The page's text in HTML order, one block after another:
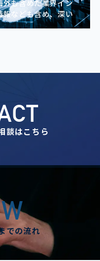
外も含めた業界イン
報なども含め、深い
談はこちら
での流れ